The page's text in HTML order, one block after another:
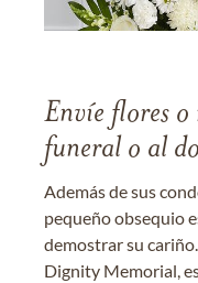
Envíe flores o
funeral o al
Además de sus
pequeño obsequio
demostrar su
Dignity Memorial,